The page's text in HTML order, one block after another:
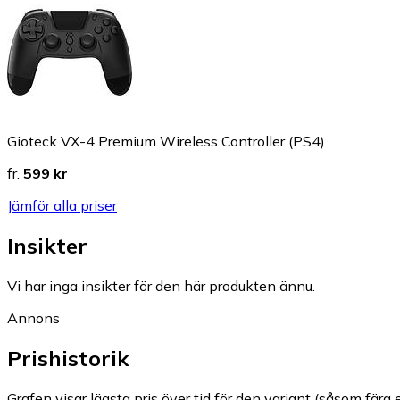
Gioteck VX-4 Premium Wireless Controller (PS4)
fr. 599 kr
Jämför alla priser
Insikter
Vi har inga insikter för den här produkten ännu.
Annons
Prishistorik